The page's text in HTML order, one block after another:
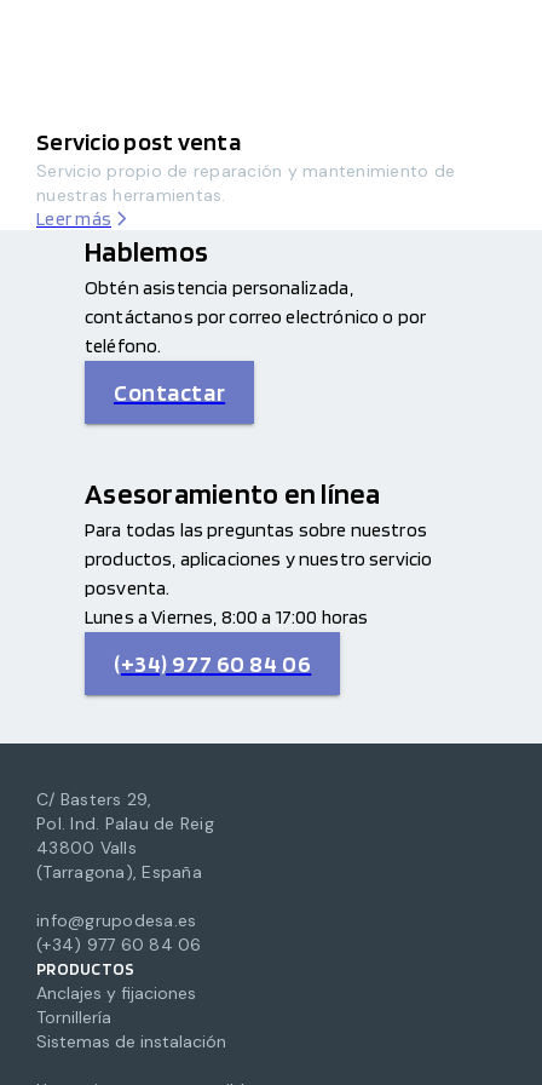
Servicio post venta
Servicio propio de reparación y mantenimiento de
nuestras herramientas.
Leer más
Hablemos
Obtén asistencia personalizada,
contáctanos por correo electrónico o por
teléfono.
Contactar
Asesoramiento en línea
Para todas las preguntas sobre nuestros
productos, aplicaciones y nuestro servicio
posventa.
Lunes a Viernes, 8:00 a 17:00 horas
(+34) 977 60 84 06
C/ Basters 29,
Pol. Ind. Palau de Reig
43800 Valls
(Tarragona), España
info@grupodesa.es
(+34) 977 60 84 06
PRODUCTOS
Anclajes y fijaciones
Tornillería
Sistemas de instalación